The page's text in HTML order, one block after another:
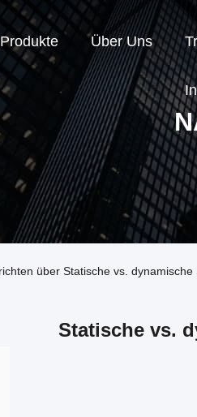
Produkte Über Uns
über Statische vs.
Statische vs.